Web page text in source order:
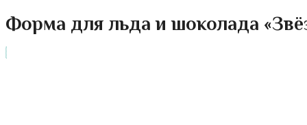
Форма для льда и шоколада